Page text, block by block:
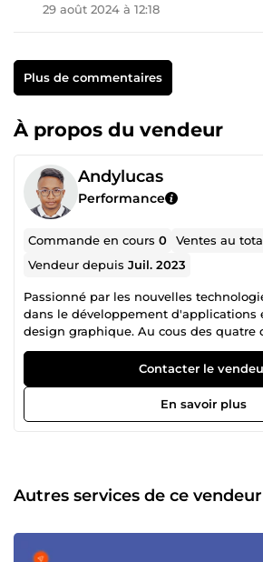
29 août 2024 à 12:18
Plus de commentaires
À propos du vendeur
Andylucas
Performance
Commande en cours0 Ventes au
Vendeur depuisJuil. 2023
Passionné par les nouvelles
dans le développement d'applications
design graphique. Au cous des quatre
j'ai développé mes compétences dans
mettant particulièrement l'accent sur
pour créer des interfaces visuellement
savoir-faire s'étend également aux
aux applications web et aux
Contacter le
En savoir plus
Autres services de ce vendeur